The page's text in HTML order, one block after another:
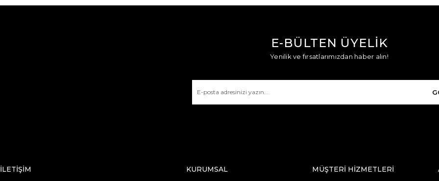
E-BÜLTEN ÜYELİK
Yenilik ve fırsatlarımızdan haber alın!
İLETİŞİM KURUMSAL MÜŞTERİ HİZMETLERİ